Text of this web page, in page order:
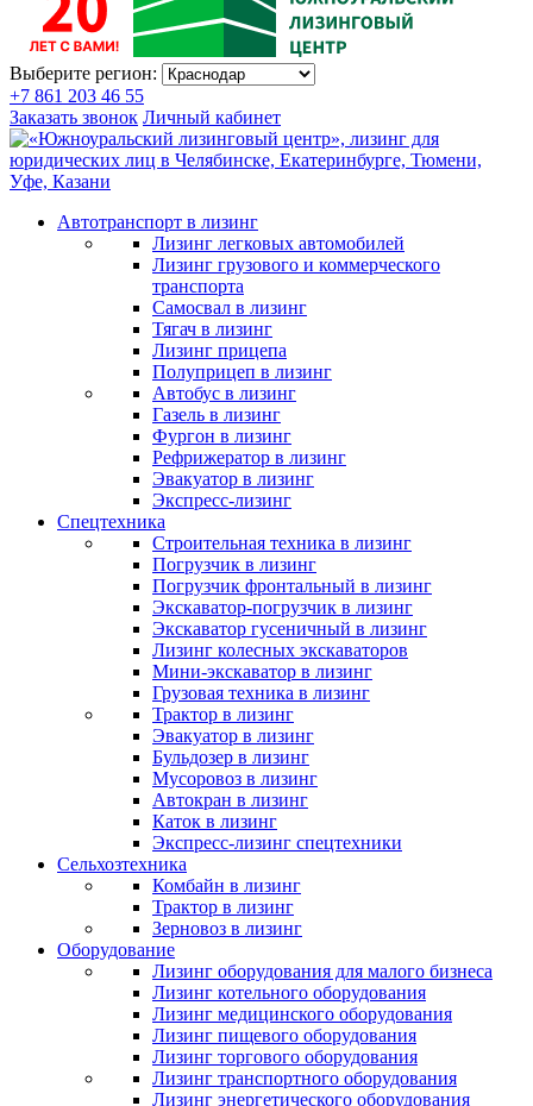
Выберите регион:
+7 861 203 46 55
Заказать звонок Личный кабинет
Автотранспорт в лизинг
Лизинг легковых автомобилей
Лизинг грузового и коммерческого
транспорта
Самосвал в лизинг
Тягач в лизинг
Лизинг прицепа
Полуприцеп в лизинг
Автобус в лизинг
Газель в лизинг
Фургон в лизинг
Рефрижератор в лизинг
Эвакуатор в лизинг
Экспресс-лизинг
Спецтехника
Строительная техника в лизинг
Погрузчик в лизинг
Погрузчик фронтальный в лизинг
Экскаватор-погрузчик в лизинг
Экскаватор гусеничный в лизинг
Лизинг колесных экскаваторов
Мини-экскаватор в лизинг
Грузовая техника в лизинг
Трактор в лизинг
Эвакуатор в лизинг
Бульдозер в лизинг
Мусоровоз в лизинг
Автокран в лизинг
Каток в лизинг
Экспресс-лизинг спецтехники
Сельхозтехника
Комбайн в лизинг
Трактор в лизинг
Зерновоз в лизинг
Оборудование
Лизинг оборудования для малого бизнеса
Лизинг котельного оборудования
Лизинг медицинского оборудования
Лизинг пищевого оборудования
Лизинг торгового оборудования
Лизинг транспортного оборудования
Лизинг энергетического оборудования